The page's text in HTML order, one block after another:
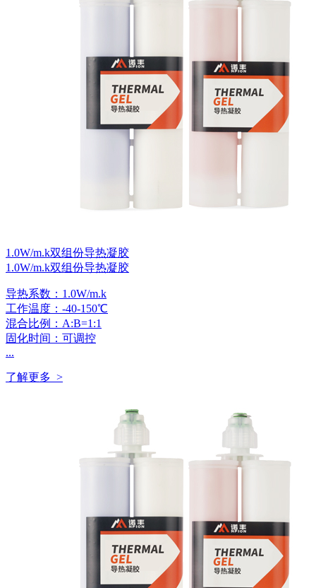
1.0W/m.k双组份导热凝胶
1.0W/m.k双组份导热凝胶
导热系数：1.0W/m.k
工作温度：-40-150℃
混合比例：A:B=1:1
固化时间：可调控
...
了解更多 >